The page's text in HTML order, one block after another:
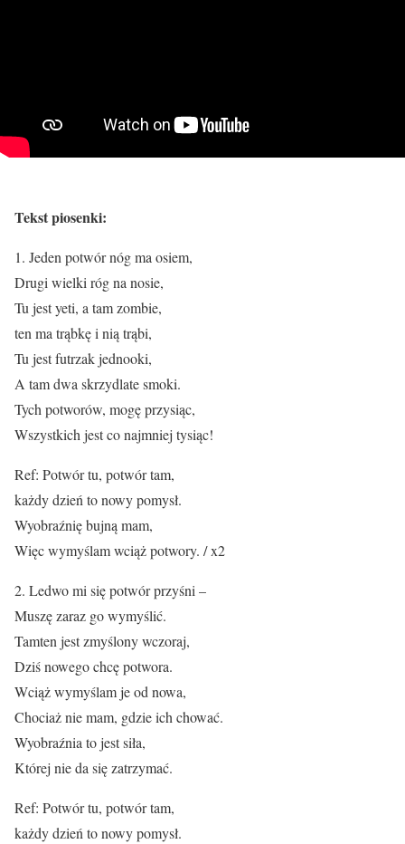
Tekst piosenki:
1. Jeden potwór nóg ma osiem,
Drugi wielki róg na nosie,
Tu jest yeti, a tam zombie,
ten ma trąbkę i nią trąbi,
Tu jest futrzak jednooki,
A tam dwa skrzydlate smoki.
Tych potworów, mogę przysiąc,
Wszystkich jest co najmniej tysiąc!
Ref: Potwór tu, potwór tam,
każdy dzień to nowy pomysł.
Wyobraźnię bujną mam,
Więc wymyślam wciąż potwory. / x2
2. Ledwo mi się potwór przyśni –
Muszę zaraz go wymyślić.
Tamten jest zmyślony wczoraj,
Dziś nowego chcę potwora.
Wciąż wymyślam je od nowa,
Chociaż nie mam, gdzie ich chować.
Wyobraźnia to jest siła,
Której nie da się zatrzymać.
Ref: Potwór tu, potwór tam,
każdy dzień to nowy pomysł.